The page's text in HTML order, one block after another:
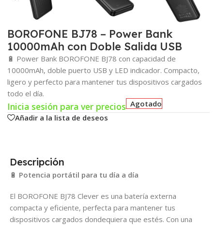
BOROFONE BJ78 – Power Bank
10000mAh con Doble Salida USB
🔋 Power Bank BOROFONE BJ78 con capacidad de
10000mAh, doble puerto USB y LED indicador. Compacto,
ligero y perfecto para mantener tus dispositivos cargados
todo el día.
Inicia sesión para ver precios Agotado
Añadir a la lista de deseos
Descripción
🔋 Potencia portátil para tu día a día
El BOROFONE BJ78 Clever es una batería externa
compacta y eficiente, perfecta para mantener tus
dispositivos cargados dondequiera que estés. Con una